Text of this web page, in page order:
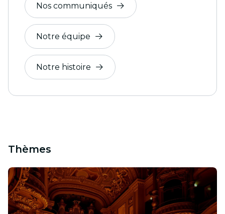
Nos communiqués
Notre équipe
Notre histoire
Thèmes